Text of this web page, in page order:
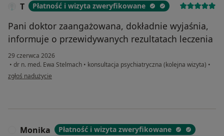
T Płatność i wizyta zweryfikowane
Pani doktor zaangażowana, dokładnie wyjaśnia,
informuje o przewidywanych rezultatach leczenia
29 czerwca 2026
• dr n. med. Ewa Stelmach • konsultacja psychiatryczna (kolejna wizyta) •
w opinii użytkownika T
zgłoś nadużycie
Monika Płatność i wizyta zweryfikowane